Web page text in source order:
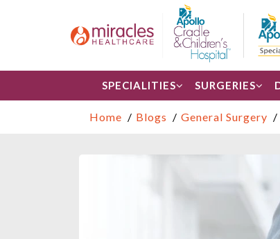
SPECIALITIES SURGERIES
Home Blogs General Surgery